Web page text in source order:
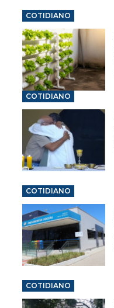
COTIDIANO
COTIDIANO
COTIDIANO
COTIDIANO